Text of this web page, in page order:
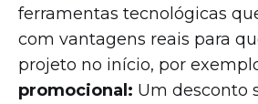
ferramentas tecnológicas
com vantagens reais para
projeto no início, por
promocional: Um desconto